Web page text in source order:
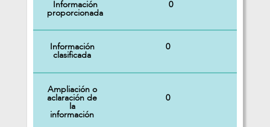
Información
proporcionada
0
Información
clasificada
0
Ampliación o
aclaración de
la
información
0